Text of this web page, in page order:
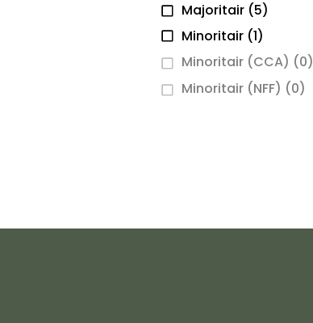
Majoritair (5)
Minoritair (1)
Minoritair (CCA) (0)
Minoritair (NFF) (0)